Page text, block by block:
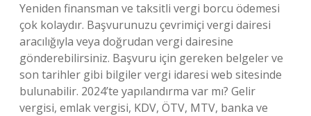
Yeniden finansman ve taksitli vergi borcu ödemesi
çok kolaydır. Başvurunuzu çevrimiçi vergi dairesi
aracılığıyla veya doğrudan vergi dairesine
gönderebilirsiniz. Başvuru için gereken belgeler ve
son tarihler gibi bilgiler vergi idaresi web sitesinde
bulunabilir. 2024’te yapılandırma var mı? Gelir
vergisi, emlak vergisi, KDV, ÖTV, MTV, banka ve